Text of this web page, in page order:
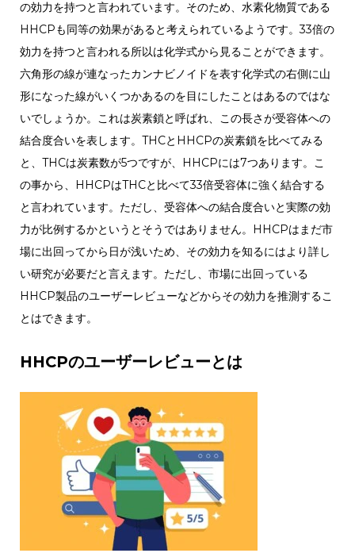
の効力を持つと言われています。そのため、水素化物質である
HHCPも同等の効果があると考えられているようです。33倍の
効力を持つと言われる所以は化学式から見ることができます。
六角形の線が連なったカンナビノイドを表す化学式の右側に山
形になった線がいくつかあるのを目にしたことはあるのではな
いでしょうか。これは炭素鎖と呼ばれ、この長さが受容体への
結合度合いを表します。THCとHHCPの炭素鎖を比べてみる
と、THCは炭素数が5つですが、HHCPには7つあります。こ
の事から、HHCPはTHCと比べて33倍受容体に強く結合する
と言われています。ただし、受容体への結合度合いと実際の効
力が比例するかというとそうではありません。HHCPはまだ市
場に出回ってから日が浅いため、その効力を知るにはより詳し
い研究が必要だと言えます。ただし、市場に出回っている
HHCP製品のユーザーレビューなどからその効力を推測するこ
とはできます。
HHCPのユーザーレビューとは